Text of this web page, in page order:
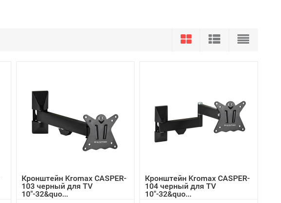
Кронштейн Kromax CASPER-
103 черный для TV
10"-32&quo...
Кронштейн Kromax CASPER-
104 черный для TV
10"-32&quo...